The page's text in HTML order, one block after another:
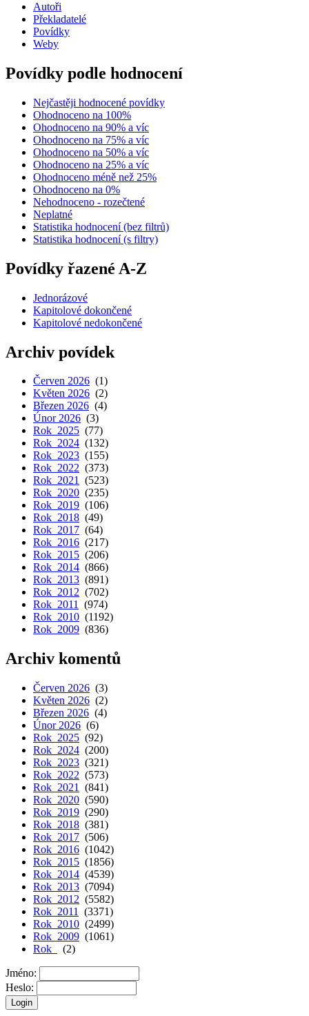
Autoři
Překladatelé
Povídky
Weby
Povídky podle hodnocení
Nejčastěji hodnocené povídky
Ohodnoceno na 100%
Ohodnoceno na 90% a víc
Ohodnoceno na 75% a víc
Ohodnoceno na 50% a víc
Ohodnoceno na 25% a víc
Ohodnoceno méně než 25%
Ohodnoceno na 0%
Nehodnoceno - rozečtené
Neplatné
Statistika hodnocení (bez filtrů)
Statistika hodnocení (s filtry)
Povídky řazené A-Z
Jednorázové
Kapitolové dokončené
Kapitolové nedokončené
Archiv povídek
Červen 2026 (1)
Květen 2026 (2)
Březen 2026 (4)
Únor 2026 (3)
Rok 2025 (77)
Rok 2024 (132)
Rok 2023 (155)
Rok 2022 (373)
Rok 2021 (523)
Rok 2020 (235)
Rok 2019 (106)
Rok 2018 (49)
Rok 2017 (64)
Rok 2016 (217)
Rok 2015 (206)
Rok 2014 (866)
Rok 2013 (891)
Rok 2012 (702)
Rok 2011 (974)
Rok 2010 (1192)
Rok 2009 (836)
Archiv komentů
Červen 2026 (3)
Květen 2026 (2)
Březen 2026 (4)
Únor 2026 (6)
Rok 2025 (92)
Rok 2024 (200)
Rok 2023 (321)
Rok 2022 (573)
Rok 2021
(841)
Rok 2020 (590)
Rok 2019 (290)
Rok 2018 (381)
Rok 2017 (506)
Rok 2016 (1042)
Rok 2015 (1856)
Rok 2014 (4539)
Rok 2013 (7094)
Rok 2012 (5582)
Rok 2011
(3371)
Rok 2010 (2499)
Rok 2009 (1061)
Rok
(2)
Jméno:
Heslo: